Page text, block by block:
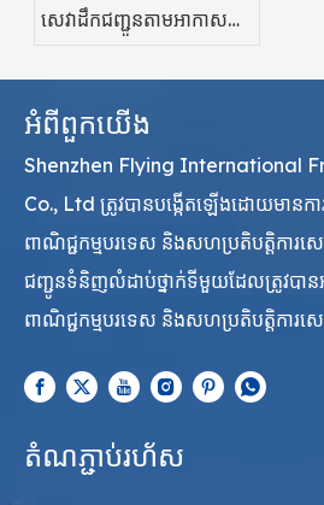
សេវាដឹកជញ្ជូនតាមអាកាស
អំពីពួកយើង
Shenzhen Flying International
Co., Ltd ត្រូវបានបង្កើតឡើងដោយមាន
ពាណិជ្ជកម្មបរទេស និងសហប្រតិបត្តិការស
ជញ្ជូនទំនិញលំដាប់ថ្នាក់ទីមួយដែលត្រូវប
ពាណិជ្ជកម្មបរទេស និងសហប្រតិបត្តិការសេ
តំណភ្ជាប់រហ័ស